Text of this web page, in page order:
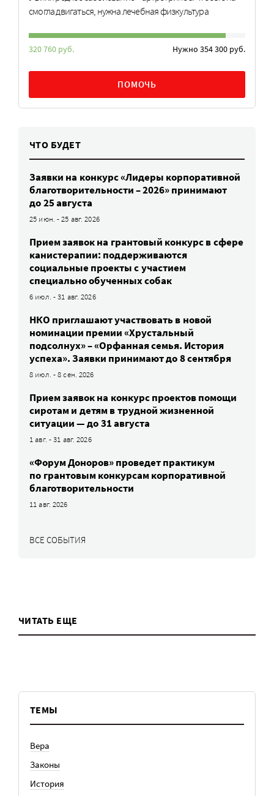
смогла двигаться, нужна лечебная физкультура
320 760 руб. Нужно 354 300 руб.
ПОМОЧЬ
ЧТО БУДЕТ
Заявки на конкурс «Лидеры корпоративной
благотворительности – 2026» принимают
до 25 августа
25 июн. - 25 авг. 2026
Прием заявок на грантовый конкурс в сфере
канистерапии: поддерживаются
социальные проекты с участием
специально обученных собак
6 июл. - 31 авг. 2026
НКО приглашают участвовать в новой
номинации премии «Хрустальный
подсолнух» – «Орфанная семья. История
успеха». Заявки принимают до 8 сентября
8 июл. - 8 сен. 2026
Прием заявок на конкурс проектов помощи
сиротам и детям в трудной жизненной
ситуации — до 31 августа
1 авг. - 31 авг. 2026
«Форум Доноров» проведет практикум
по грантовым конкурсам корпоративной
благотворительности
11 авг. 2026
ВСЕ СОБЫТИЯ
ЧИТАТЬ ЕЩЕ
ТЕМЫ
Вера
Законы
История